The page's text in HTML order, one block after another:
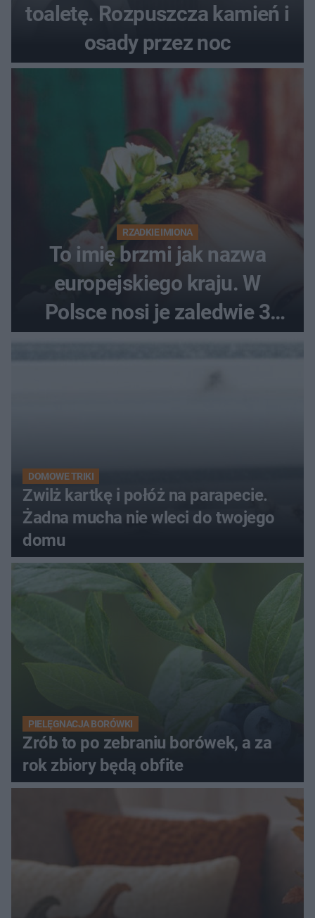
toaletę. Rozpuszcza kamień i
osady przez noc
RZADKIE IMIONA
To imię brzmi jak nazwa
europejskiego kraju. W
Polsce nosi je zaledwie 3
kobiety
DOMOWE TRIKI
Zwilż kartkę i połóż na parapecie.
Żadna mucha nie wleci do twojego
domu
PIELĘGNACJA BORÓWKI
Zrób to po zebraniu borówek, a za
rok zbiory będą obfite